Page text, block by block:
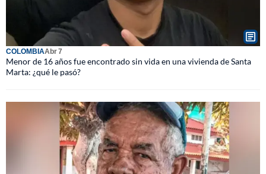
COLOMBIAAbr 7
Menor de 16 años fue encontrado sin vida en una vivienda de Santa
Marta: ¿qué le pasó?